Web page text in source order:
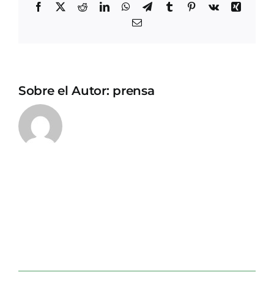
Facebook
X RedditLinkedInWhatsApp
TelegramTumblrPinterest
Vk
Xing
Correo
Sobre el Autor: prensa